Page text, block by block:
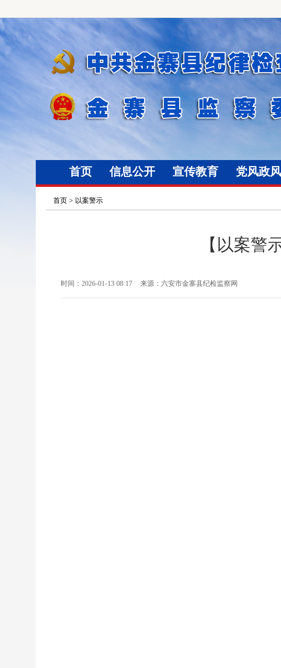
首页 信息公开 宣传教育 党风政风
首页 > 以案警示
【以案警
时间：2026-01-13 08:17 来源：六安市金寨县纪检监察网